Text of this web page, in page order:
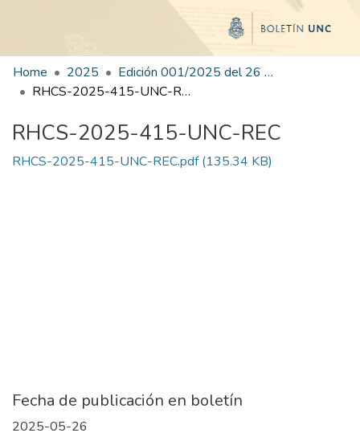
Home 2025
Edición 001/2025 del 26 de mayo de 2025
RHCS-2025-415-UNC-REC
RHCS-2025-415-UNC-REC
RHCS-2025-415-UNC-REC.pdf(135.34 KB)
Fecha de publicación en boletín
2025-05-26